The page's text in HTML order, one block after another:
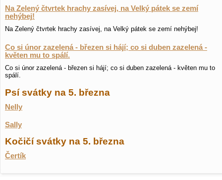
Na Zelený čtvrtek hrachy zasívej, na Velký pátek se zemí
nehýbej!
Na Zelený čtvrtek hrachy zasívej, na Velký pátek se zemí nehýbej!
Co si únor zazelená - březen si hájí; co si duben zazelená -
květen mu to spálí.
Co si únor zazelená - březen si hájí; co si duben zazelená - květen mu to
spálí.
Psí svátky na 5. března
Nelly
Sally
Kočičí svátky na 5. března
Čertík